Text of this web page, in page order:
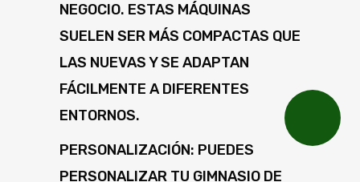
NEGOCIO. ESTAS MÁQUINAS
SUELEN SER MÁS COMPACTAS QUE
LAS NUEVAS Y SE ADAPTAN
FÁCILMENTE A DIFERENTES
ENTORNOS.
PERSONALIZACIÓN: PUEDES
PERSONALIZAR TU GIMNASIO DE